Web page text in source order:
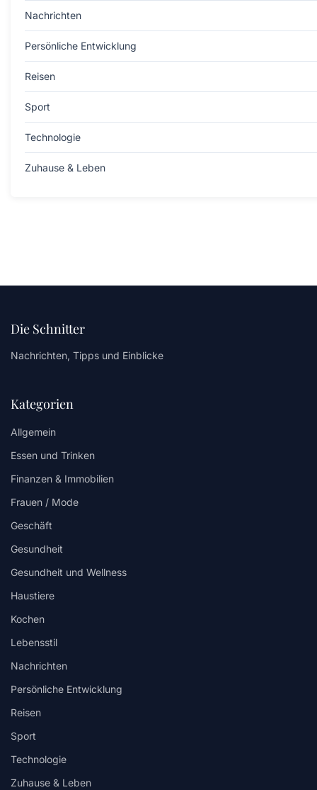
Nachrichten
Persönliche Entwicklung
Reisen
Sport
Technologie
Zuhause & Leben
Die Schnitter
Nachrichten, Tipps und Einblicke
Kategorien
Allgemein
Essen und Trinken
Finanzen & Immobilien
Frauen / Mode
Geschäft
Gesundheit
Gesundheit und Wellness
Haustiere
Kochen
Lebensstil
Nachrichten
Persönliche Entwicklung
Reisen
Sport
Technologie
Zuhause & Leben